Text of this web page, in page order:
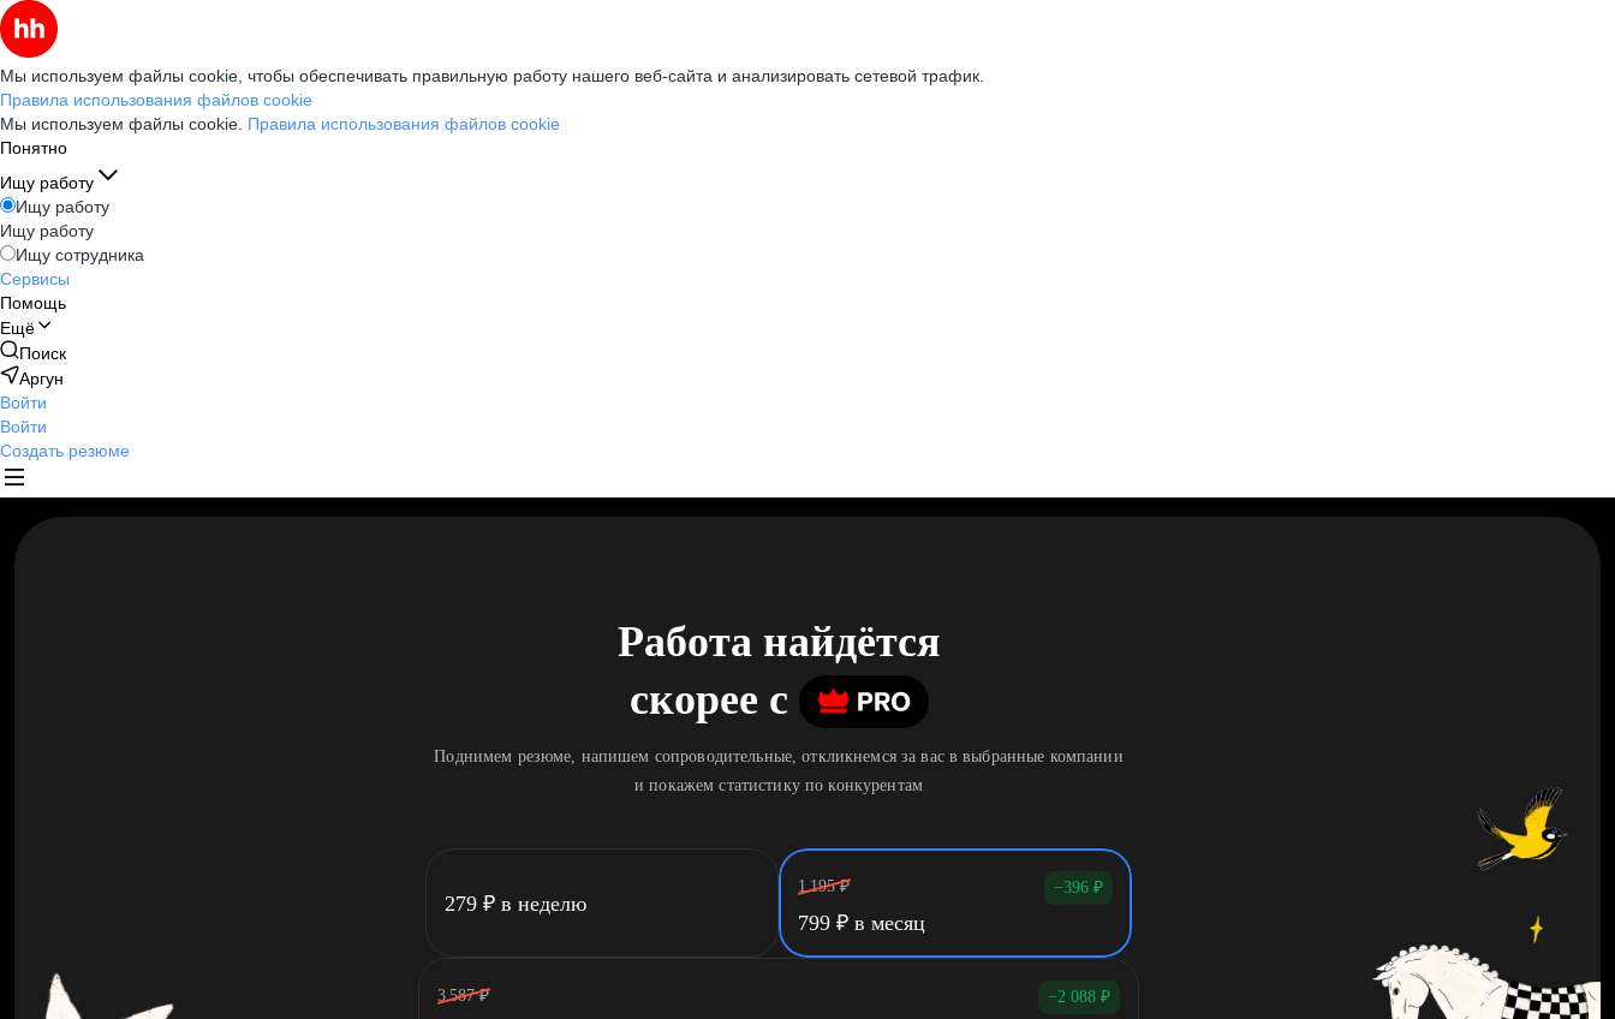
Мы используем файлы cookie, чтобы обеспечивать правильную работу нашего веб-сайта и анализировать сетевой трафик.
Правила использования файлов cookie
Мы используем файлы cookie. Правила использования файлов cookie
Понятно
Ищу работу
Ищу работу
Ищу работу
Ищу сотрудника
Сервисы
Помощь
Ещё
Поиск
Аргун
Войти
Войти
Создать резюме
Работа найдётся
скорее c
Поднимем резюме, напишем сопроводительные, откликнемся за вас в выбранные компании
и покажем статистику по конкурентам
279 ₽ в неделю
1 195 ₽ −396 ₽
799 ₽ в месяц
3 587 ₽ −2 088 ₽